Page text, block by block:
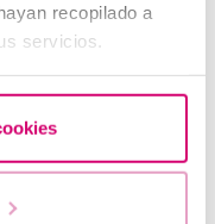
recopilado a
servicios.
kann mir das